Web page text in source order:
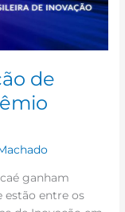
de
ganham
estão entre os